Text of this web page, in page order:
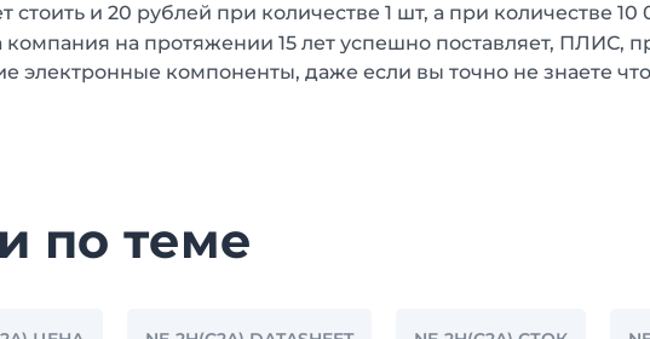
стоить и 20 рублей при количестве 1 шт, а при количестве
на протяжении 15 лет успешно поставляет, ПЛИС,
электронные компоненты, даже если вы точно не знаете
по теме